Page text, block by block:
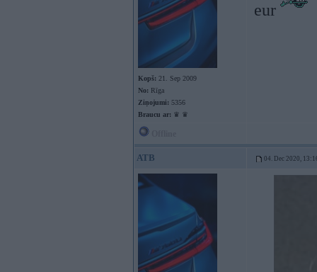
Kopš: 21. Sep 2009
No: Rīga
Ziņojumi: 5356
Braucu ar: ♛ ♛
eur
ATB 04. Dec 2020,